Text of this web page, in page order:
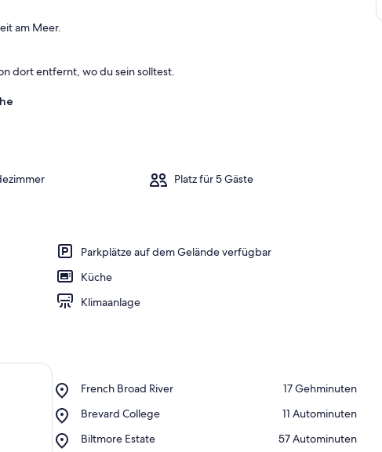
e
e
t
e
n
am Meer.
dort entfernt, wo du sein solltest.
Platz für 5 Gäste
Parkplätze auf dem Gelände verfügbar
Küche
Klimaanlage
French Broad River
Place,
Broad
‪17 Gehminuten‬
Brevard College
Place,
College
‪11 Autominuten‬
Biltmore Estate
Place,
‪57 Autominuten‬